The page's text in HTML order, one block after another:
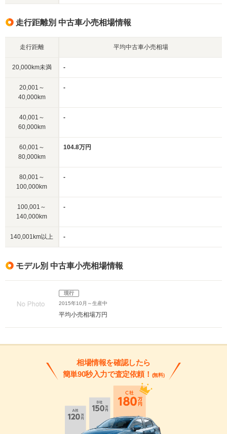
走行距離別 中古車小売相場情報
走行距離 平均中古車小売相場
20,000km未満 -
20,001～
40,000km
-
40,001～
60,000km
-
60,001～
80,000km
104.8万円
80,001～
100,000km
-
100,001～
140,000km
-
140,001km以上 -
モデル別 中古車小売相場情報
現行
2015年10月～生産中
平均小売相場万円
相場情報を確認したら
簡単90秒入力で査定依頼！ (無料)